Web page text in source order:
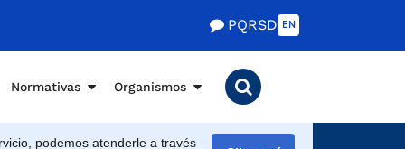
PQRSD EN
Normativas Organismos
podemos atenderle a través